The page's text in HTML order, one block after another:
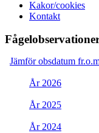
Kakor/cookies
Kontakt
Jämför obsdatum
År 2026
År 2025
År 2024